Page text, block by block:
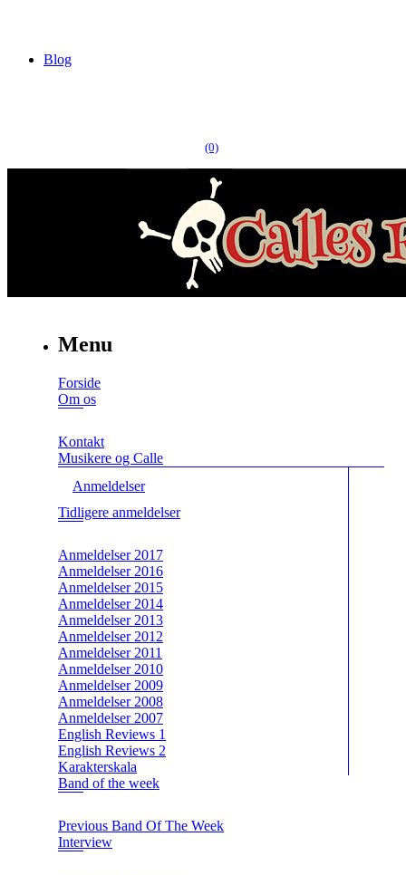
Blog
(0)
Menu
Forside
Om os
Kontakt
Musikere og Calle
Anmeldelser
Tidligere anmeldelser
Anmeldelser 2017
Anmeldelser 2016
Anmeldelser 2015
Anmeldelser 2014
Anmeldelser 2013
Anmeldelser 2012
Anmeldelser 2011
Anmeldelser 2010
Anmeldelser 2009
Anmeldelser 2008
Anmeldelser 2007
English Reviews 1
English Reviews 2
Karakterskala
Band of the week
Previous Band Of The Week
Interview